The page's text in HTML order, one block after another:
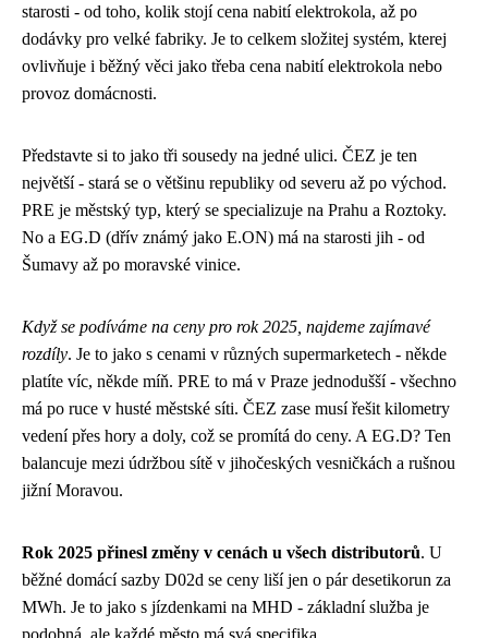
starosti - od toho, kolik stojí cena nabití elektrokola, až po
dodávky pro velké fabriky. Je to celkem složitej systém, kterej
ovlivňuje i běžný věci jako třeba cena nabití elektrokola nebo
provoz domácnosti.
Představte si to jako tři sousedy na jedné ulici. ČEZ je ten
největší - stará se o většinu republiky od severu až po východ.
PRE je městský typ, který se specializuje na Prahu a Roztoky.
No a EG.D (dřív známý jako E.ON) má na starosti jih - od
Šumavy až po moravské vinice.
Když se podíváme na ceny pro rok 2025, najdeme zajímavé
rozdíly. Je to jako s cenami v různých supermarketech - někde
platíte víc, někde míň. PRE to má v Praze jednodušší - všechno
má po ruce v husté městské síti. ČEZ zase musí řešit kilometry
vedení přes hory a doly, což se promítá do ceny. A EG.D? Ten
balancuje mezi údržbou sítě v jihočeských vesničkách a rušnou
jižní Moravou.
Rok 2025 přinesl změny v cenách u všech distributorů. U
běžné domácí sazby D02d se ceny liší jen o pár desetikorun za
MWh. Je to jako s jízdenkami na MHD - základní služba je
podobná, ale každé město má svá specifika.